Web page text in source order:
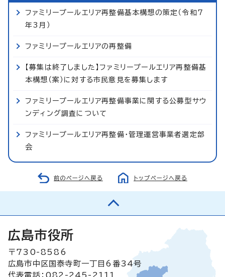
ファミリープールエリア再整備基本構想の策定（令和7
年3月）
ファミリープールエリアの再整備
【募集は終了しました】ファミリープールエリア再整備基
本構想（案）に対する市民意見を募集します
ファミリープールエリア再整備事業に関する公募型サウ
ンディング調査について
ファミリープールエリア再整備・管理運営事業者選定部
会
前のページへ戻る トップページへ戻る
広島市役所
〒730-8586
広島市中区国泰寺町一丁目6番34号
代表電話：082-245-2111